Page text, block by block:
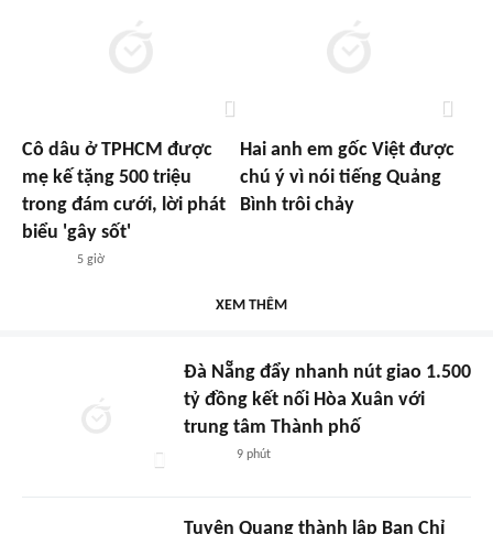
Cô dâu ở TPHCM được
mẹ kế tặng 500 triệu
trong đám cưới, lời phát
biểu 'gây sốt'
5 giờ
Hai anh em gốc Việt được
chú ý vì nói tiếng Quảng
Bình trôi chảy
XEM THÊM
Đà Nẵng đẩy nhanh nút giao 1.500
tỷ đồng kết nối Hòa Xuân với
trung tâm Thành phố
9 phút
Tuyên Quang thành lập Ban Chỉ